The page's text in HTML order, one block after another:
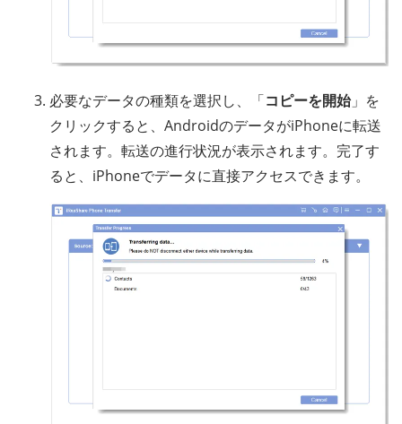
必要なデータの種類を選択し、「コピーを開始」を
クリックすると、AndroidのデータがiPhoneに転送
されます。転送の進行状況が表示されます。完了す
ると、iPhoneでデータに直接アクセスできます。